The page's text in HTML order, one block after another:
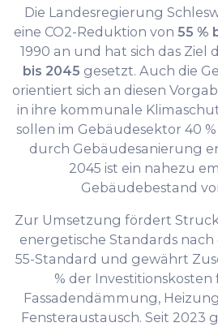
Die Landesregierung
eine CO2-Reduktion von 55 %
1990 an und hat sich das Ziel
bis 2045 gesetzt. Auch die
orientiert sich an diesen
in ihre kommunale
sollen im Gebäudesektor 40
durch Gebäudesanierung
2045 ist ein nahezu
Gebäudebestand
Zur Umsetzung fördert
energetische Standards
55-Standard und gewährt
% der
Fassadendämmung,
Fensteraustausch. Seit 2023